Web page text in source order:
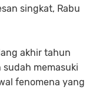
singkat, Rabu
akhir tahun
memasuki
fenomena yang